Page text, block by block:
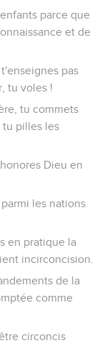
parce que
et de
pas
tu voles !
tu commets
tu pilles les
Dieu en
les nations
en pratique la
incirconcision.
de la
comme
circoncis